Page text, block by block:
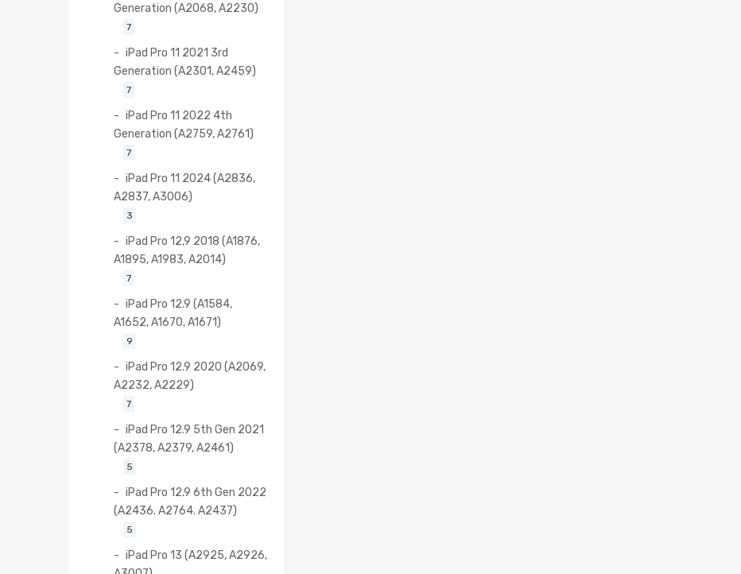
Generation (A2068, A2230)
7
iPad Pro 11 2021 3rd
Generation (A2301, A2459)
7
iPad Pro 11 2022 4th
Generation (A2759, A2761)
7
iPad Pro 11 2024 (A2836,
A2837, A3006)
3
iPad Pro 12,9 2018 (A1876,
A1895, A1983, A2014)
7
iPad Pro 12.9 (A1584,
A1652, A1670, A1671)
9
iPad Pro 12.9 2020 (A2069,
A2232, A2229)
7
iPad Pro 12.9 5th Gen 2021
(A2378, A2379, A2461)
5
iPad Pro 12.9 6th Gen 2022
(A2436. A2764. A2437)
5
iPad Pro 13 (A2925, A2926,